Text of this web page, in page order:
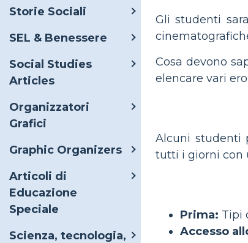
Storie Sociali
SEL & Benessere
Social Studies
Articles
Organizzatori
Grafici
Graphic Organizers
Articoli di
Educazione
Speciale
Scienza, tecnologia,
Gli studenti
Cosa devono
elencare vari
Alcuni studenti
tutti i giorni con
Prima: Tipi
Accesso